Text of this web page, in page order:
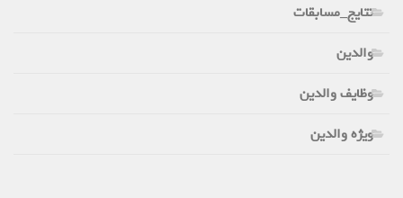
نتایج_مسابقات
والدین
وظایف والدین
ویژه والدین